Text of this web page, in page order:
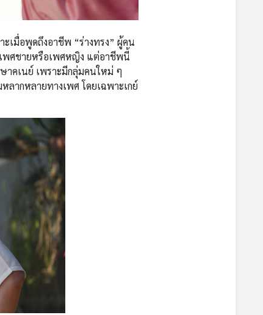
เมื่อพูดถึงอาชีพ “ร่างทรง” ผู้คน
พศชายหรือเพศหญิง แต่อาชีพนี้
คเนย์ เพราะมีกลุ่มคนใหม่ ๆ
ากหลายทางเพศ โดยเฉพาะเกย์